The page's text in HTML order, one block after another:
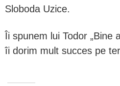
Sloboda Uzice.
Îi spunem lui Todor „Bine
îi dorim mult succes pe